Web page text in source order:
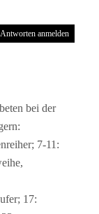
bei der
7-11:
17:
anmelden